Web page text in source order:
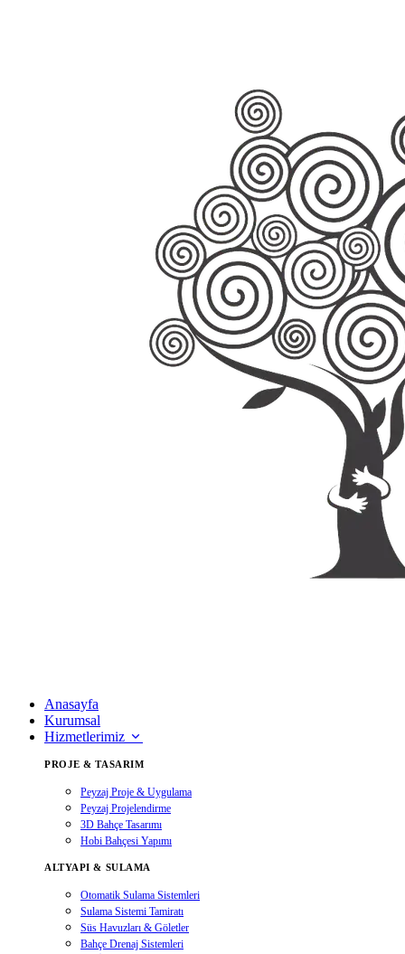
Anasayfa
Kurumsal
Hizmetlerimiz
PROJE & TASARIM
Peyzaj Proje & Uygulama
Peyzaj Projelendirme
3D Bahçe Tasarımı
Hobi Bahçesi Yapımı
ALTYAPI & SULAMA
Otomatik Sulama Sistemleri
Sulama Sistemi Tamiratı
Süs Havuzları & Göletler
Bahçe Drenaj Sistemleri